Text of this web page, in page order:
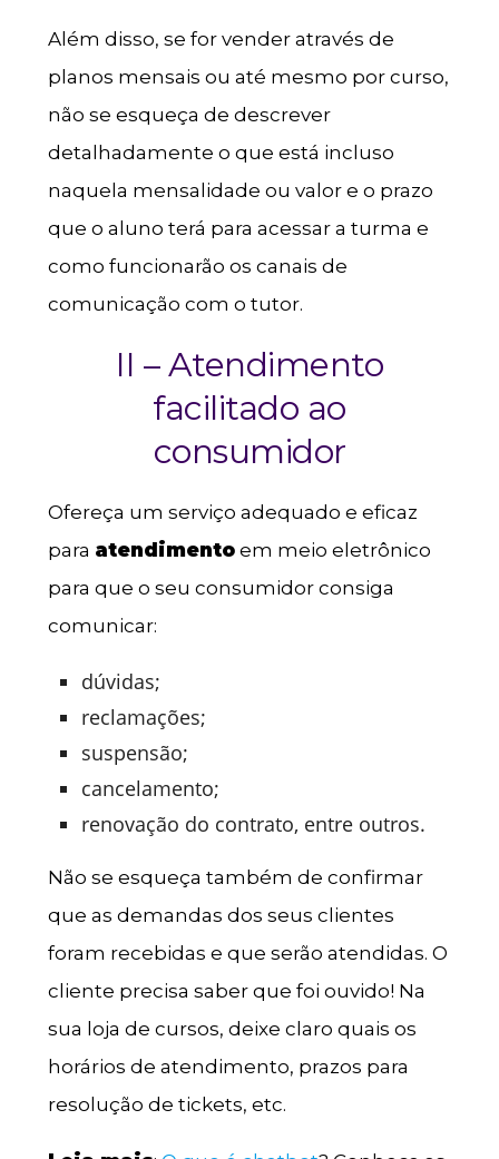
Além disso, se for vender através de
planos mensais ou até mesmo por curso,
não se esqueça de descrever
detalhadamente o que está incluso
naquela mensalidade ou valor e o prazo
que o aluno terá para acessar a turma e
como funcionarão os canais de
comunicação com o tutor.
II – Atendimento
facilitado ao
consumidor
Ofereça um serviço adequado e eficaz
para atendimentoem meio eletrônico
para que o seu consumidor consiga
comunicar:
dúvidas;
reclamações;
suspensão;
cancelamento;
renovação do contrato, entre outros.
Não se esqueça também de confirmar
que as demandas dos seus clientes
foram recebidas e que serão atendidas. O
cliente precisa saber que foi ouvido! Na
sua loja de cursos, deixe claro quais os
horários de atendimento, prazos para
resolução de tickets, etc.